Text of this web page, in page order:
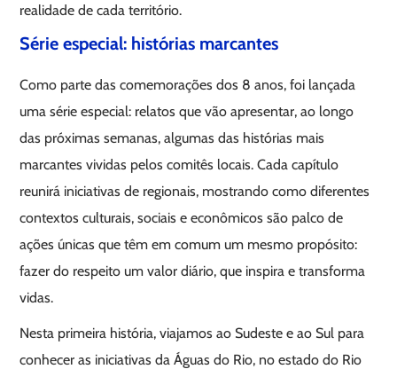
realidade de cada território.
Série especial: histórias marcantes
Como parte das comemorações dos 8 anos, foi lançada
uma série especial: relatos que vão apresentar, ao longo
das próximas semanas, algumas das histórias mais
marcantes vividas pelos comitês locais. Cada capítulo
reunirá iniciativas de regionais, mostrando como diferentes
contextos culturais, sociais e econômicos são palco de
ações únicas que têm em comum um mesmo propósito:
fazer do respeito um valor diário, que inspira e transforma
vidas.
Nesta primeira história, viajamos ao Sudeste e ao Sul para
conhecer as iniciativas da Águas do Rio, no estado do Rio